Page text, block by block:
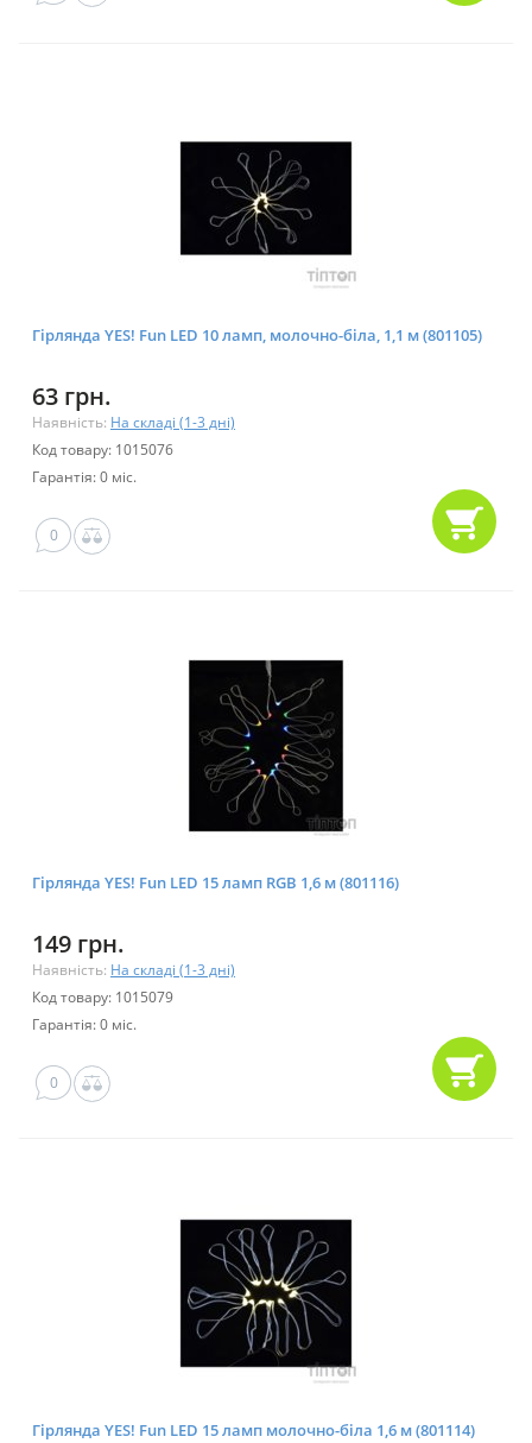
Гірлянда YES! Fun LED 10 ламп, молочно-біла, 1,1 м (801105)
63 грн.
Наявність: На складі (1-3 дні)
Код товару: 1015076
Гарантія: 0 міс.
0
Гірлянда YES! Fun LED 15 ламп RGB 1,6 м (801116)
149 грн.
Наявність: На складі (1-3 дні)
Код товару: 1015079
Гарантія: 0 міс.
0
Гірлянда YES! Fun LED 15 ламп молочно-біла 1,6 м (801114)